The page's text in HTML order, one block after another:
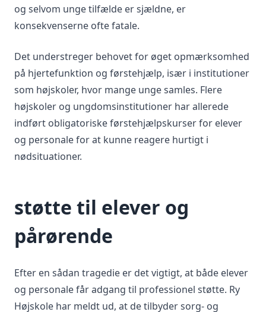
og selvom unge tilfælde er sjældne, er
konsekvenserne ofte fatale.
Det understreger behovet for øget opmærksomhed
på hjertefunktion og førstehjælp, især i institutioner
som højskoler, hvor mange unge samles. Flere
højskoler og ungdomsinstitutioner har allerede
indført obligatoriske førstehjælpskurser for elever
og personale for at kunne reagere hurtigt i
nødsituationer.
støtte til elever og
pårørende
Efter en sådan tragedie er det vigtigt, at både elever
og personale får adgang til professionel støtte. Ry
Højskole har meldt ud, at de tilbyder sorg- og